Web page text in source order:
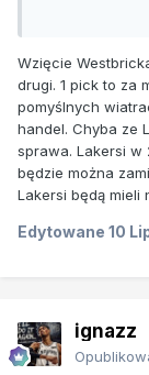
Wzięcie
drugi. 1 pick to za
pomyślnych
handel. Chyba ze
sprawa. Lakersi w
będzie można
Lakersi będą mieli
Edytowane 10
ignazz